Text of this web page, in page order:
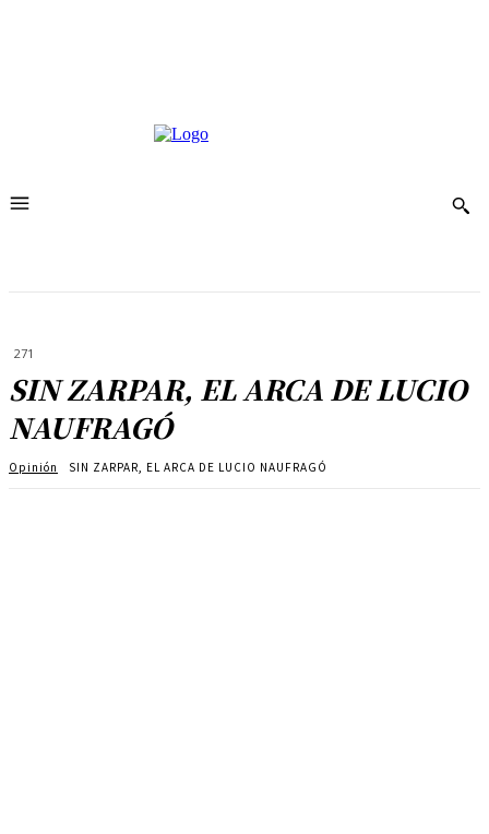
271
SIN ZARPAR, EL ARCA DE LUCIO
NAUFRAGÓ
Opinión SIN ZARPAR, EL ARCA DE LUCIO NAUFRAGÓ